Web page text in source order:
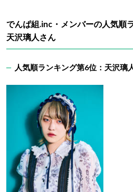
でんぱ組.inc・メンバーの人気順
天沢璃人さん
人気順ランキング第6位：天沢璃